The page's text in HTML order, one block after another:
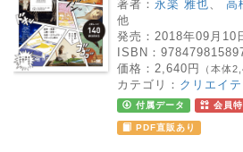
著者： 永楽 雅也 高
他
発売： 2018年09月10
ISBN：
価格： 2,640円 （本体
カテゴリ： クリエイ
付属データ 会員
PDF直販あり